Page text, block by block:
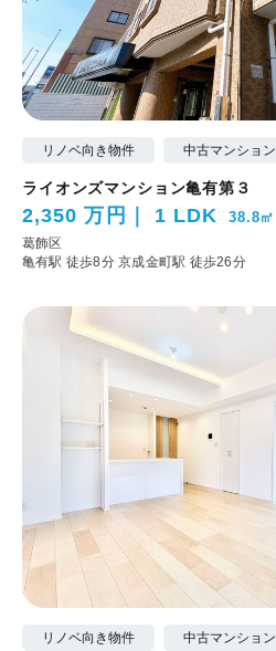
リノベ向き物件 中古マンション
ライオンズマンション亀有第３
2,350 万円 1 LDK 38.8㎡
葛飾区
亀有駅 徒歩8分京成金町駅 徒歩26分
リノベ向き物件 中古マンション